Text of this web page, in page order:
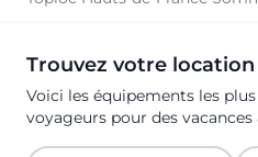
Trouvez votre
Voici les équipements les
voyageurs pour des vacances